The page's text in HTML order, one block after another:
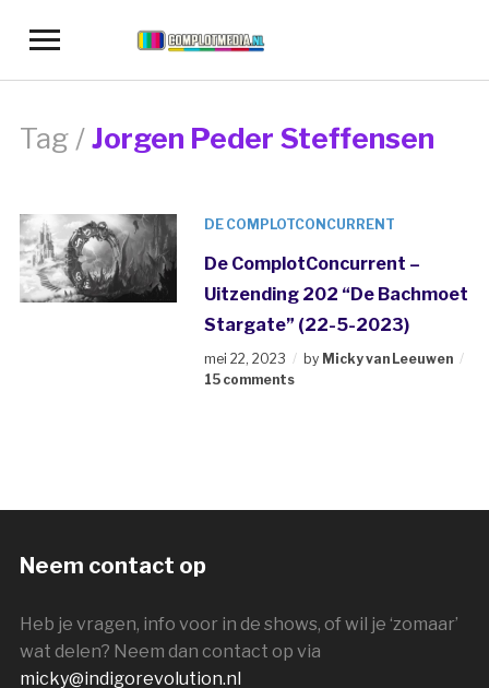
Toggle
navigation
Tag /Jorgen Peder Steffensen
DE COMPLOTCONCURRENT
De ComplotConcurrent –
Uitzending 202 “De Bachmoet
Stargate” (22-5-2023)
mei 22, 2023 by Micky van Leeuwen
15 comments
Neem contact op
Heb je vragen, info voor in de shows, of wil je ‘zomaar’
wat delen? Neem dan contact op via
micky@indigorevolution.nl